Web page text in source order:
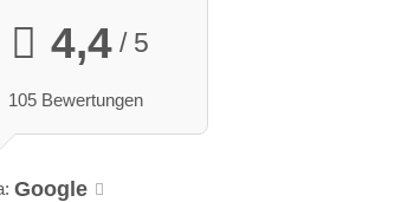
4,4/ 5
105 Bewertungen
Google